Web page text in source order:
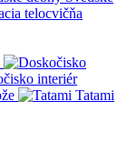
interiér
Tatami